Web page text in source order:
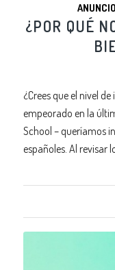
¿POR QUÉ
¿Crees que el nivel
empeorado en la
School – queríamos
españoles. Al revisar